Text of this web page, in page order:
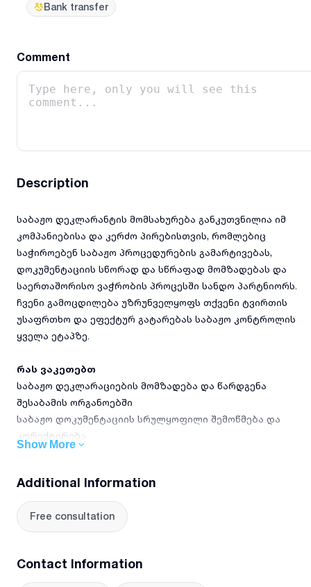
Bank transfer
Comment
Description
საბაჟო დეკლარანტის მომსახურება განკუთვნილია იმ
კომპანიებისა და კერძო პირებისთვის, რომლებიც
საჭიროებენ საბაჟო პროცედურების გამარტივებას,
დოკუმენტაციის სწორად და სწრაფად მომზადებას და
საერთაშორისო ვაჭრობის პროცესში სანდო პარტნიორს.
ჩვენი გამოცდილება უზრუნველყოფს თქვენი ტვირთის
უსაფრთხო და ეფექტურ გატარებას საბაჟო კონტროლის
ყველა ეტაპზე.
რას ვაკეთებთ
საბაჟო დეკლარაციების მომზადება და წარდგენა
შესაბამის ორგანოებში
საბაჟო დოკუმენტაციის სრულყოფილი შემოწმება და
კორექტირება
საბაჟო პროცედურების კონსულტაცია და მხარდაჭერა
სატრანსპორტო დოკუმენტები) მართვა
საბაჟო რისკების შეფასება და მინიმიზაცია
საბაჟო კონტროლის პროცესში წარმომადგენლობა
მეტი ვიდრე 5 წლიანი გამოცდილება საბაჟო
Show More
Additional Information
Free consultation
Contact Information